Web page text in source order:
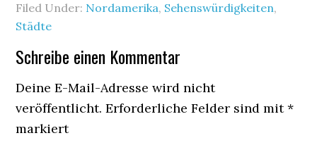
Filed Under: Nordamerika, Sehenswürdigkeiten,
Städte
Schreibe einen Kommentar
Deine E-Mail-Adresse wird nicht
veröffentlicht. Erforderliche Felder sind mit*
markiert